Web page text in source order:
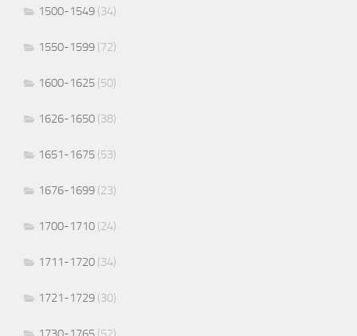
1500-1549 (34)
1550-1599 (72)
1600-1625 (50)
1626-1650 (38)
1651-1675 (53)
1676-1699 (23)
1700-1710 (24)
1711-1720 (34)
1721-1729 (30)